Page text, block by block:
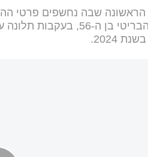
הראשונה שבה נחשפים פרטי
הפרקליט הבריטי בן ה-
2024.